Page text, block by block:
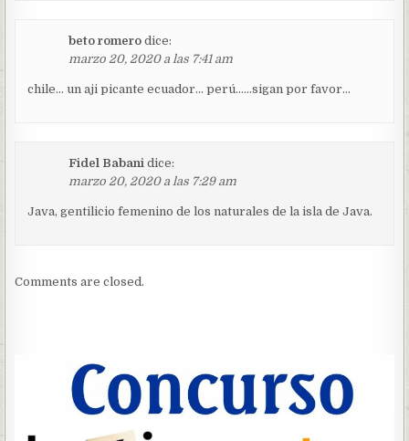
beto romero dice:
marzo 20, 2020 a las 7:41 am
chile… un aji picante ecuador… perú……sigan por favor…
Fidel Babani dice:
marzo 20, 2020 a las 7:29 am
Java, gentilicio femenino de los naturales de la isla de Java.
Comments are closed.